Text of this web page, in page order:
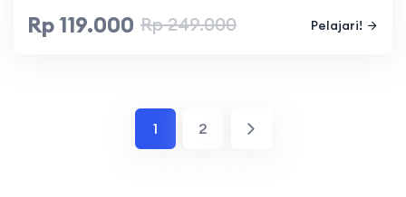
Vercel untuk mengelola infrastruktur dan
deployment aplikasi secara otomatis untuk
Rp 119.000 Rp 249.000 Pelajari!
1 2